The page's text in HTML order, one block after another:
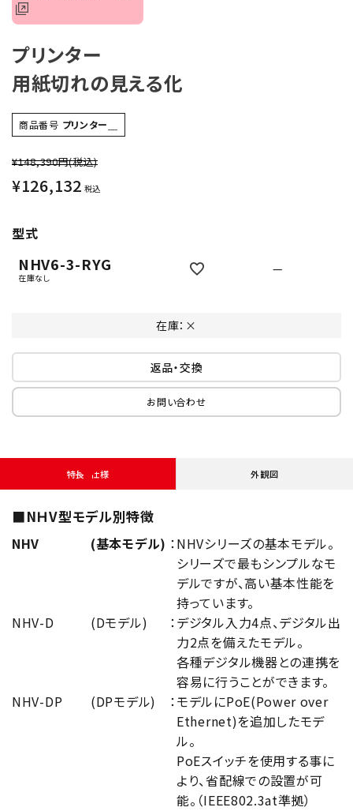
製品選定の仕方
ガイドライン
プリンター
用紙切れの見える化
商品番号 プリンター＿
¥148,390円(税込)
¥126,132 税込
型式
NHV6-3-RYG
在庫なし
—
在庫：×
返品・交換
お問い合わせ
特長・仕様 外観図
■NＨV型モデル別特徴
NHV (基本モデル) ：NHVシリーズの基本モデル。
シリーズで最もシンプルなモ
デルですが、高い基本性能を
持っています。
NHV-D
(Dモデル) ：デジタル入力4点、デジタル出
力2点を備えたモデル。
各種デジタル機器との連携を
容易に行うことができます。
NHV-DP
(DPモデル) ：モデルにPoE(Power over
Ethernet)を追加したモデ
ル。
PoEスイッチを使用する事に
より、省配線での設置が可
能。（IEEE802.3at準拠）